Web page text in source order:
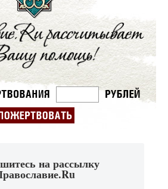
на рассылку